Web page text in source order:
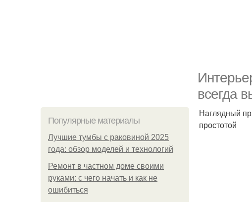
всегда
Популярные материалы
Лучшие тумбы с раковиной 2025
года: обзор моделей и технологий
Ремонт в частном доме своими
руками: с чего начать и как не
ошибиться
Наглядный
простотой